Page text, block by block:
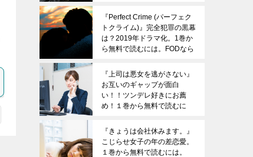
『Perfect Crime (パーフェク
トクライム)』完全犯罪の黒幕
は？2019年ドラマ化。1巻か
ら無料で読むには。FODなら
険です。
『上司は悪女を逃がさない』
お互いのギャップが面白
い！！ツンデレ好きにお薦
め！１巻から無料で読むに
す。ZIPは危険です。
『きょうは会社休みます。』
こじらせ女子の年の差恋愛。
１巻から無料で読むには。